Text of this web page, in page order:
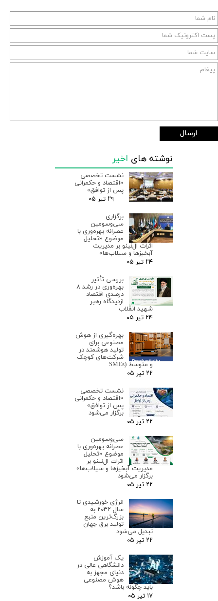
ارسال
نوشته های اخیر
نشست تخصصی
«اقتصاد و حکمرانی
پس از توافق»
۲۹ تیر ۰۵
برگزاری
سی‌وسومین
عصرانه بهره‌وری با
موضوع «تحلیل
اثرات ال‌نینو بر مدیریت
آبخیزها و سیلاب‌ها»
۲۴ تیر ۰۵
بررسی تأثیر
بهره‌وری در رشد ۸
درصدی اقتصاد
ازدیدگاه رهبر
شهید انقلاب
۲۴ تیر ۰۵
بهره‌گیری از هوش
مصنوعی برای
تولید هوشمند در
شرکت‌های کوچک
و متوسط (SMEs
۲۲ تیر ۰۵
نشست تخصصی
«اقتصاد و حکمرانی
پس از توافق»
برگزار می‌شود
۲۲ تیر ۰۵
سی‌وسومین
عصرانه بهره‌وری با
موضوع «تحلیل
اثرات ال‌نینو بر
مدیریت آبخیزها و سیلاب‌ها»
برگزار می‌شود
۲۲ تیر ۰۵
انرژی خورشیدی تا
سال ۲۰۳۲ به
بزرگ‌ترین منبع
تولید برق جهان
تبدیل می‌شود
۲۲ تیر ۰۵
یک آموزش
دانشگاهی عالی در
دنیای مجهز به
هوش مصنوعی
باید چگونه باشد؟
۱۷ تیر ۰۵